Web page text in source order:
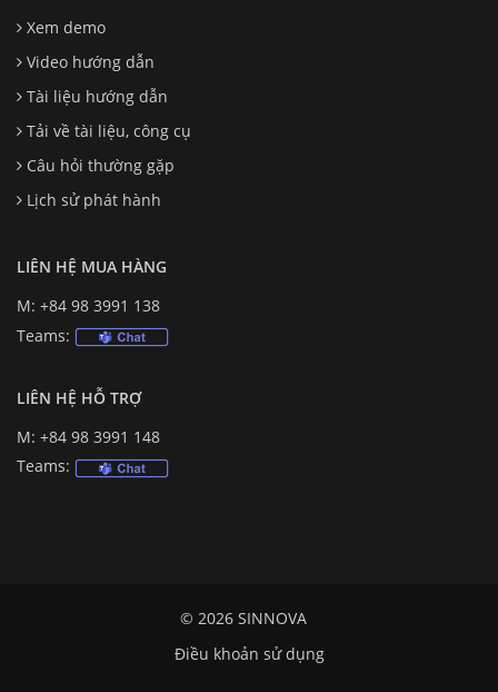
Xem demo
Video hướng dẫn
Tài liệu hướng dẫn
Tải về tài liệu, công cụ
Câu hỏi thường gặp
Lịch sử phát hành
LIÊN HỆ MUA HÀNG
M: +84 98 3991 138
Teams:
LIÊN HỆ HỖ TRỢ
M: +84 98 3991 148
Teams:
© 2026 SINNOVA
Điều khoản sử dụng